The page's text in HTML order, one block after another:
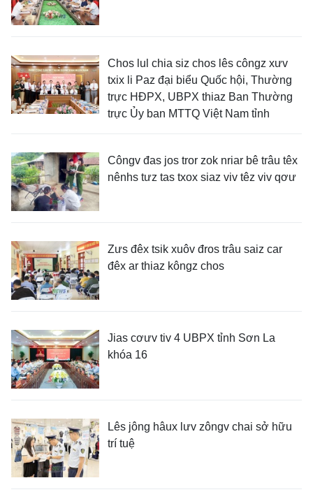
Chos lul chia siz chos lês côngz xưv
txix li Paz đại biểu Quốc hội, Thường
trực HĐPX, UBPX thiaz Ban Thường
trực Ủy ban MTTQ Việt Nam tỉnh
Côngv đas jos tror zok nriar bê trâu têx
nênhs tưz tas txox siaz viv têz viv qơư
Zưs đêx tsik xuôv đros trâu saiz car
đêx ar thiaz kôngz chos
Jias cơưv tiv 4 UBPX tỉnh Sơn La
khóa 16
Lês jông hâux lưv zôngv chai sở hữu
trí tuệ